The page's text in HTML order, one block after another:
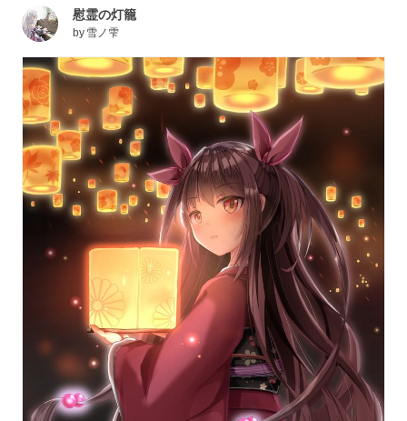
慰霊の灯籠
by 雪ノ雫